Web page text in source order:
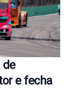
de
e fecha